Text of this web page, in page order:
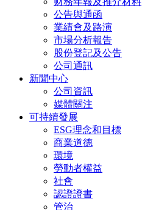
公告與通函
業績會及路演
市場分析報告
股份登記及公告
公司通訊
新聞中心
公司資訊
媒體關注
可持續發展
ESG理念和目標
商業道德
環境
勞動者權益
社會
認證證書
管治